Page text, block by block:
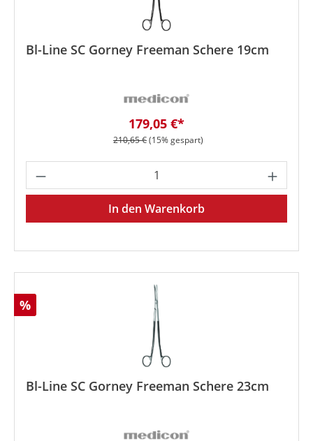
Bl-Line SC Gorney Freeman Schere 19cm
Verkaufspreis:
179,05 €*
Regulärer Preis:
210,65 €(15% gespart)
Produkt Anzahl: Gib den
In den Warenkorb
Rabatt
%
Bl-Line SC Gorney Freeman Schere 23cm